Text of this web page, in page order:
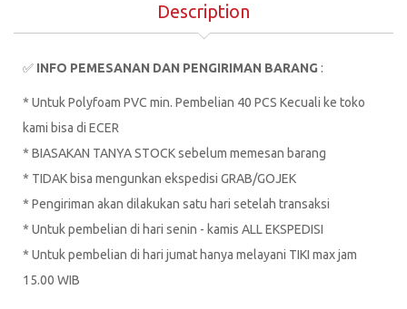
Description
✅ INFO PEMESANAN DAN PENGIRIMAN BARANG :
* Untuk Polyfoam PVC min. Pembelian 40 PCS Kecuali ke toko
kami bisa di ECER
* BIASAKAN TANYA STOCK sebelum memesan barang
* TIDAK bisa mengunkan ekspedisi GRAB/GOJEK
* Pengiriman akan dilakukan satu hari setelah transaksi
* Untuk pembelian di hari senin - kamis ALL EKSPEDISI
* Untuk pembelian di hari jumat hanya melayani TIKI max jam
15.00 WIB